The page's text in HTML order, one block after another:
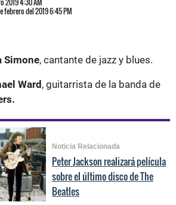
febrero del 2019 6:45 PM
Simone, cantante de jazz y blues.
Ward, guitarrista de la banda de
Noticia Relacionada
Peter Jackson realizará película
sobre el último disco de The
Beatles